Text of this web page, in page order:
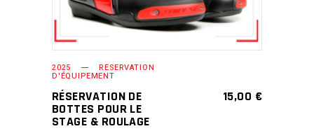
2025 RÉSERVATION
D'ÉQUIPEMENT
RÉSERVATION DE
BOTTES POUR LE
STAGE & ROULAGE
15,00 €